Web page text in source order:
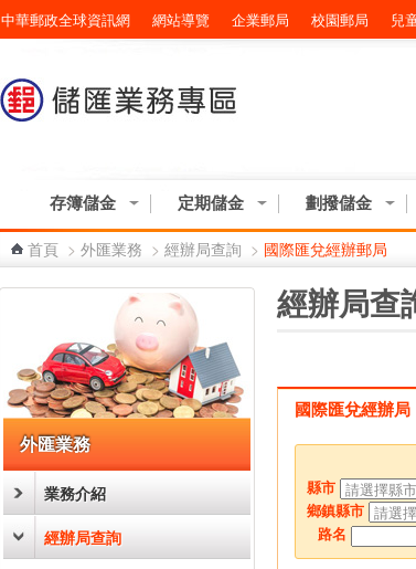
中華郵政全球資訊網 網站導覽 企業郵局 校園郵局 兒
存簿儲金 定期儲金 劃撥儲金
首頁 > 外匯業務 > 經辦局查詢 > 國際匯兌經辦郵局
外匯業務
業務介紹
經辦局查詢
經辦局查
國際匯兌經辦局
縣市
鄉鎮縣市
路名